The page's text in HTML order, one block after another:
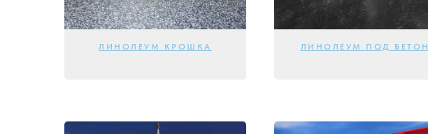
ЛИНОЛЕУМ КРОШКА ЛИНОЛЕУМ ПОД БЕТОН